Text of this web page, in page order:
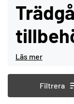
Filtrera